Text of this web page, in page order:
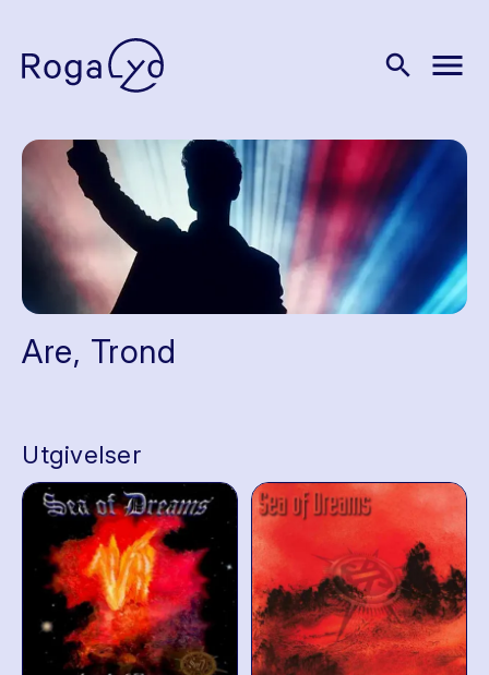
search menu
Are, Trond
Utgivelser